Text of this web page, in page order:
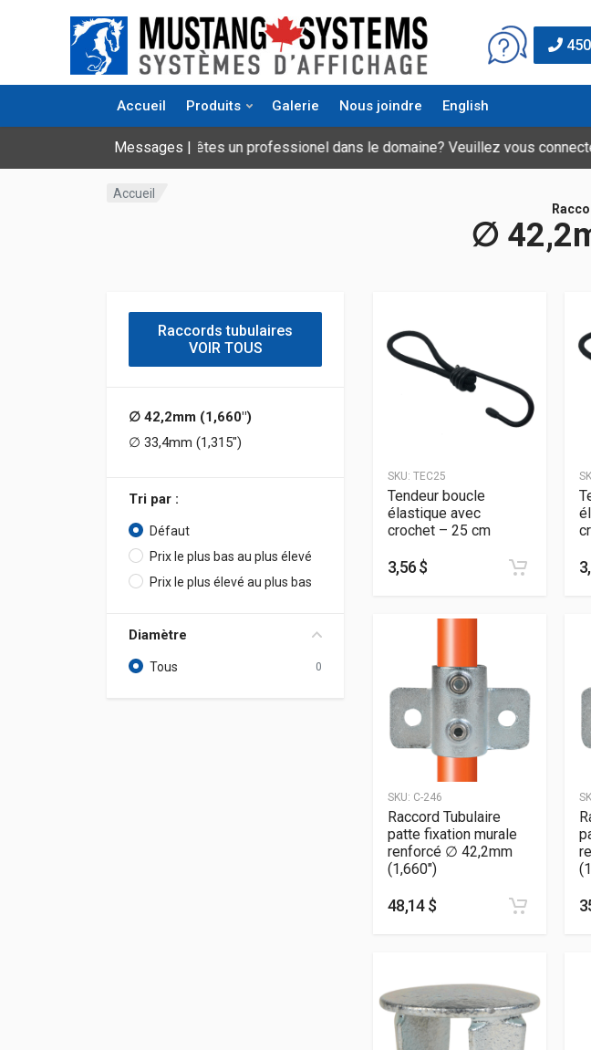
Accueil Produits Galerie Nous joindre English
Messages |
un professionel dans le domaine? Veuillez vous connecter afin d'accéder à vos prix
Accueil
∅
Raccords tubulaires
VOIR TOUS
∅ 42,2mm (1,660″)
∅ 33,4mm (1,315″)
Tri par :
Défaut
Prix le plus bas au plus élevé
Prix le plus élevé au plus bas
Diamètre
Tous 0
SKU: TEC25
Tendeur boucle
élastique avec
crochet – 25 cm
3,56 $
SKU: C-246
Raccord Tubulaire
patte fixation murale
renforcé ∅ 42,2mm
(1,660″)
48,14 $